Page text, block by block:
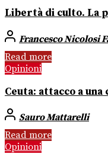
Libertà di culto. La
Francesco Nicolosi
Read more
Opinioni
Ceuta: attacco a
Sauro Mattarelli
Read more
Opinioni